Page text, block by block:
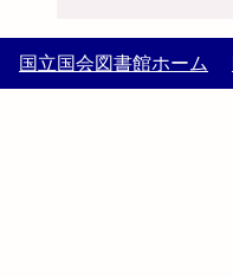
国立国会図書館ホーム